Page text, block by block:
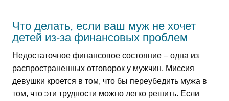
Что делать, если ваш муж не хочет
детей из-за финансовых проблем
Недостаточное финансовое состояние – одна из
распространенных отговорок у мужчин. Миссия
девушки кроется в том, что бы переубедить мужа в
том, что эти трудности можно легко решить. Если